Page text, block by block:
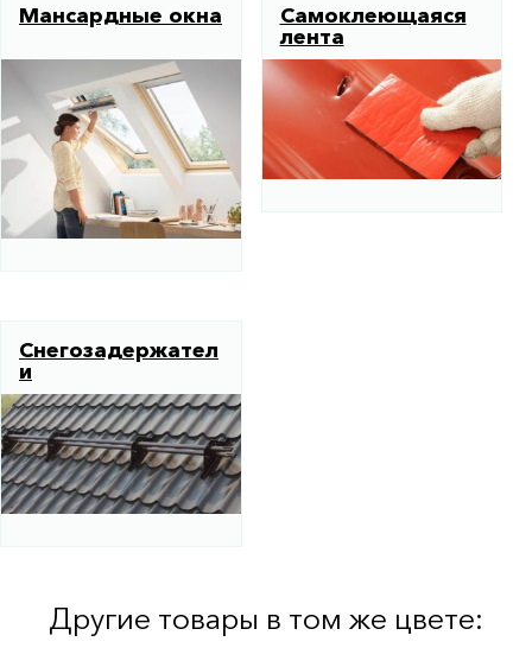
Мансардные окна
Самоклеющаяся
лента
Снегозадержател
и
Другие товары в том же цвете: